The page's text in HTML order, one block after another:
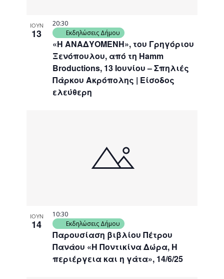
ΙΟΥΝ
13
«Η ΑΝΑΔΥΟΜΕΝΗ», του Γρηγόριου
Ξενόπουλου, από τη Hamm
Broductions, 13 Ιουνίου – Σπηλιές
Πάρκου Ακρόπολης | Είσοδος
ελεύθερη
20:30
Εκδηλώσεις Δήμου
ΙΟΥΝ
14
Παρουσίαση βιβλίου Πέτρου
Πανάου «Η Ποντικίνα Δώρα, Η
περιέργεια και η γάτα», 14/6/25
10:30
Εκδηλώσεις Δήμου